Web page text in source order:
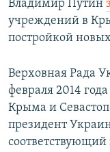
Владимир Путин
учреждений в
постройкой
Верховная Рада
февраля 2014
Крыма и
президент